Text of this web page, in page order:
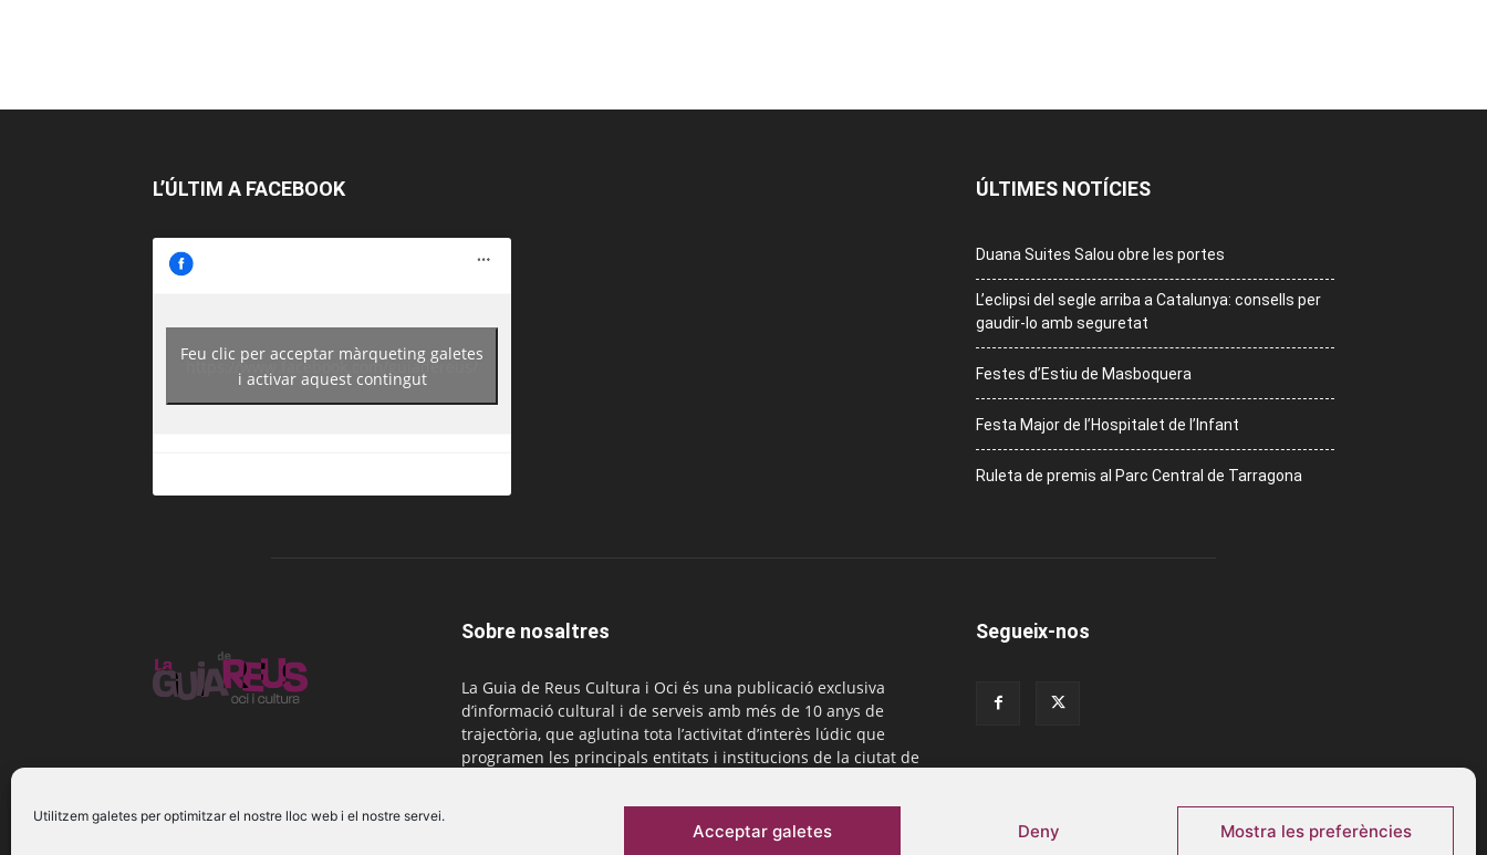
Utilitzem galetes per optimitzar el nostre lloc web i el nostre servei.
Acceptar galetes Deny Mostra les preferències
L’ÚLTIM A FACEBOOK
https://www.facebook.com/guiadereus/
Feu clic per acceptar màrqueting galetes
i activar aquest contingut
ÚLTIMES NOTÍCIES
Duana Suites Salou obre les portes
L’eclipsi del segle arriba a Catalunya: consells per
gaudir-lo amb seguretat
Festes d’Estiu de Masboquera
Festa Major de l’Hospitalet de l’Infant
Ruleta de premis al Parc Central de Tarragona
Sobre nosaltres
La Guia de Reus Cultura i Oci és una publicació exclusiva
d’informació cultural i de serveis amb més de 10 anys de
trajectòria, que aglutina tota l’activitat d’interès lúdic que
programen les principals entitats i institucions de la ciutat de
comercial@laguiadereus.com
Segueix-nos